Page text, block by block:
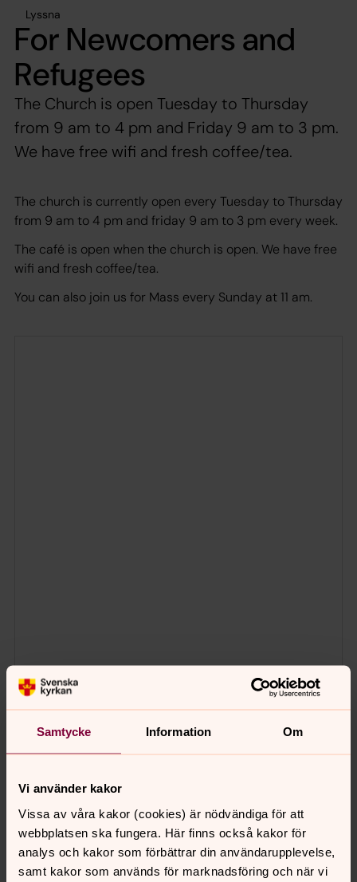
Samtycke Information Om
Vi använder kakor
Vissa av våra kakor (cookies) är nödvändiga för att
webbplatsen ska fungera. Här finns också kakor för
analys och kakor som förbättrar din användarupplevelse,
samt kakor som används för marknadsföring och när vi
Lyssna
For Newcomers and
Refugees
The Church is open Tuesday to Thursday
from 9 am to 4 pm and Friday 9 am to 3 pm.
We have free wifi and fresh coffee/tea.
The church is currently open every Tuesday to Thursday
from 9 am to 4 pm and friday 9 am to 3 pm every week.
The café is open when the church is open. We have free
wifi and fresh coffee/tea.
You can also join us for Mass every Sunday at 11 am.